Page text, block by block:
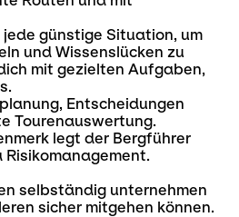
günstige Situation, um
und Wissenslücken zu
mit gezielten Aufgaben,
Entscheidungen
Tourenauswertung.
legt der Bergführer
selbständig unternehmen
sicher mitgehen können.